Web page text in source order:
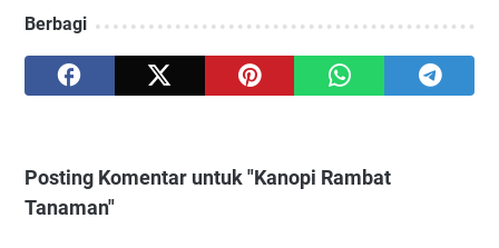
Berbagi
Posting Komentar untuk "Kanopi Rambat
Tanaman"